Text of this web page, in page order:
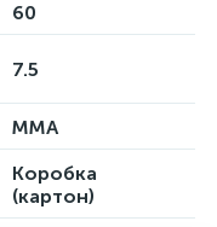
60
7.5
MMA
Коробка
(картон)